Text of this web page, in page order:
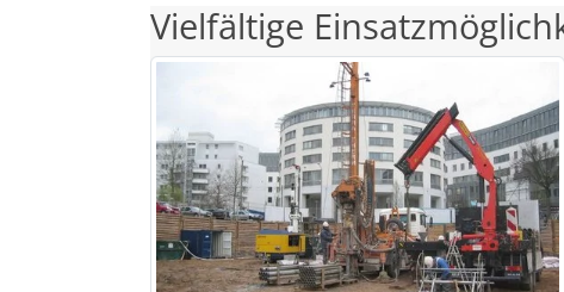
Vielfältige